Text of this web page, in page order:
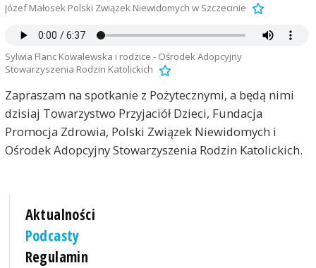
Józef Małosek Polski Związek Niewidomych w Szczecinie
Sylwia Flanc Kowalewska i rodzice - Ośrodek Adopcyjny
Stowarzyszenia Rodzin Katolickich
Zapraszam na spotkanie z Pożytecznymi, a będą nimi
dzisiaj Towarzystwo Przyjaciół Dzieci, Fundacja
Promocja Zdrowia, Polski Związek Niewidomych i
Ośrodek Adopcyjny Stowarzyszenia Rodzin Katolickich.
Aktualności
Podcasty
Regulamin